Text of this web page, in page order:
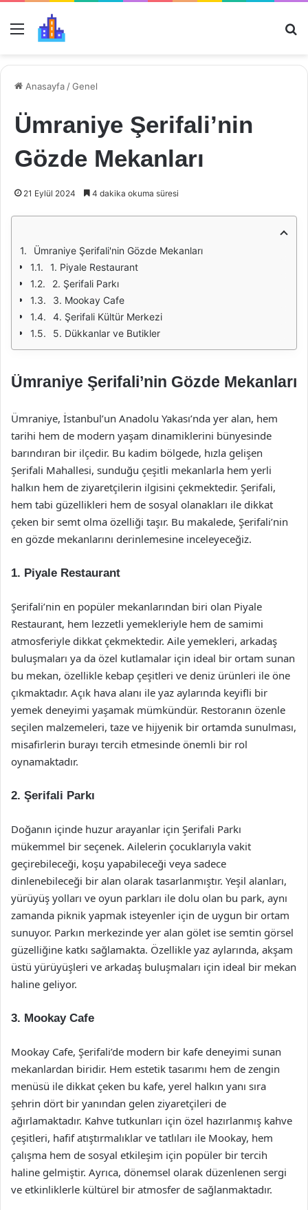
Menü
Anasayfa /Genel
Ümraniye Şerifali’nin
Gözde Mekanları
21 Eylül 2024 4 dakika okuma süresi
Ümraniye Şerifali'nin Gözde Mekanları
1. Piyale Restaurant
2. Şerifali Parkı
3. Mookay Cafe
4. Şerifali Kültür Merkezi
5. Dükkanlar ve Butikler
Ümraniye Şerifali’nin Gözde Mekanları
Ümraniye, İstanbul’un Anadolu Yakası’nda yer alan, hem
tarihi hem de modern yaşam dinamiklerini bünyesinde
barındıran bir ilçedir. Bu kadim bölgede, hızla gelişen
Şerifali Mahallesi, sunduğu çeşitli mekanlarla hem yerli
halkın hem de ziyaretçilerin ilgisini çekmektedir. Şerifali,
hem tabi güzellikleri hem de sosyal olanakları ile dikkat
çeken bir semt olma özelliği taşır. Bu makalede, Şerifali’nin
en gözde mekanlarını derinlemesine inceleyeceğiz.
1. Piyale Restaurant
Şerifali’nin en popüler mekanlarından biri olan Piyale
Restaurant, hem lezzetli yemekleriyle hem de samimi
atmosferiyle dikkat çekmektedir. Aile yemekleri, arkadaş
buluşmaları ya da özel kutlamalar için ideal bir ortam sunan
bu mekan, özellikle kebap çeşitleri ve deniz ürünleri ile öne
çıkmaktadır. Açık hava alanı ile yaz aylarında keyifli bir
yemek deneyimi yaşamak mümkündür. Restoranın özenle
seçilen malzemeleri, taze ve hijyenik bir ortamda sunulması,
misafirlerin burayı tercih etmesinde önemli bir rol
oynamaktadır.
2. Şerifali Parkı
Doğanın içinde huzur arayanlar için Şerifali Parkı
mükemmel bir seçenek. Ailelerin çocuklarıyla vakit
geçirebileceği, koşu yapabileceği veya sadece
dinlenebileceği bir alan olarak tasarlanmıştır. Yeşil alanları,
yürüyüş yolları ve oyun parkları ile dolu olan bu park, aynı
zamanda piknik yapmak isteyenler için de uygun bir ortam
sunuyor. Parkın merkezinde yer alan gölet ise semtin görsel
güzelliğine katkı sağlamakta. Özellikle yaz aylarında, akşam
üstü yürüyüşleri ve arkadaş buluşmaları için ideal bir mekan
haline geliyor.
3. Mookay Cafe
Mookay Cafe, Şerifali’de modern bir kafe deneyimi sunan
mekanlardan biridir. Hem estetik tasarımı hem de zengin
menüsü ile dikkat çeken bu kafe, yerel halkın yanı sıra
şehrin dört bir yanından gelen ziyaretçileri de
ağırlamaktadır. Kahve tutkunları için özel hazırlanmış kahve
çeşitleri, hafif atıştırmalıklar ve tatlıları ile Mookay, hem
çalışma hem de sosyal etkileşim için popüler bir tercih
haline gelmiştir. Ayrıca, dönemsel olarak düzenlenen sergi
ve etkinliklerle kültürel bir atmosfer de sağlanmaktadır.